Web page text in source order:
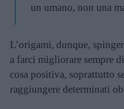
un umano, non una
L’origami, dunque,
a farci migliorare sempre
cosa positiva, soprattutto
raggiungere determinati